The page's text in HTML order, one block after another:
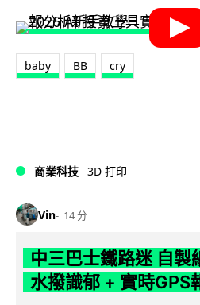
baby BB cry
商業科技 3D 打印
Vin 14 分
中三巴士鐵路迷 自製
水撥識郁 + 實時GPS